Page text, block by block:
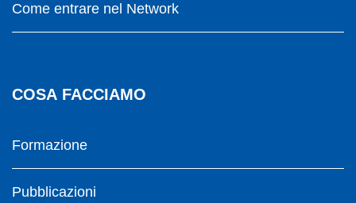
Come entrare nel Network
COSA FACCIAMO
Formazione
Pubblicazioni